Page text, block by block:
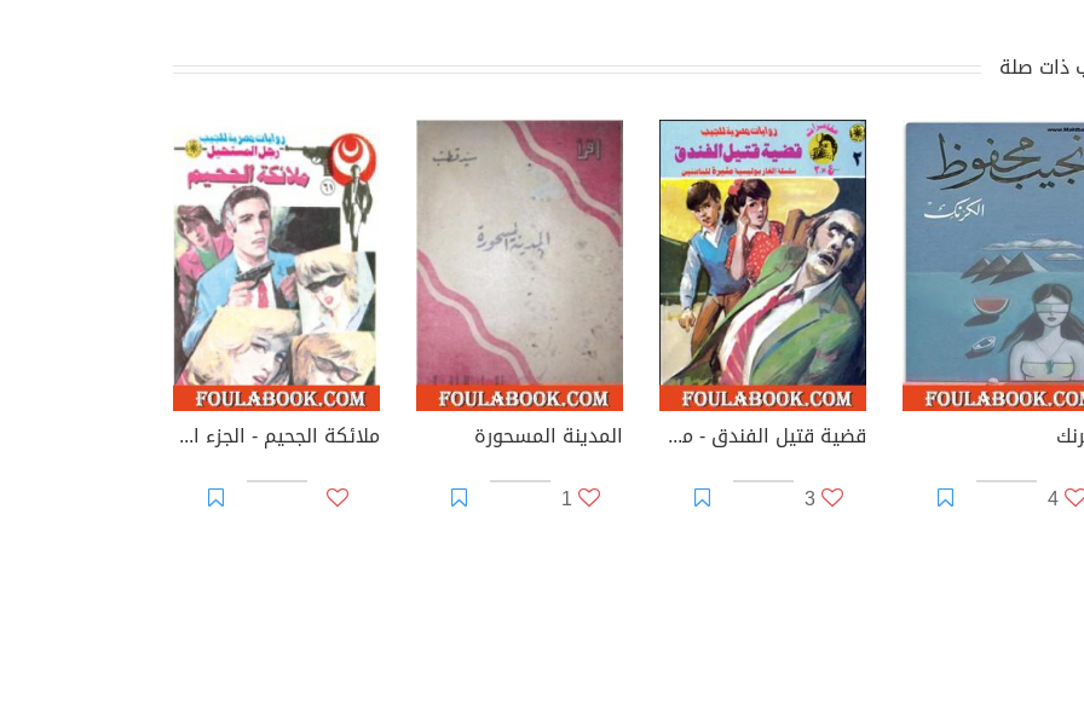
ذات صلة
4
قضية قتيل الفندق - مغامرات ع×2
3
المدينة المسحورة
1
ملائكة الجحيم - الجزء الأول - سلسلة رجل المستحيل